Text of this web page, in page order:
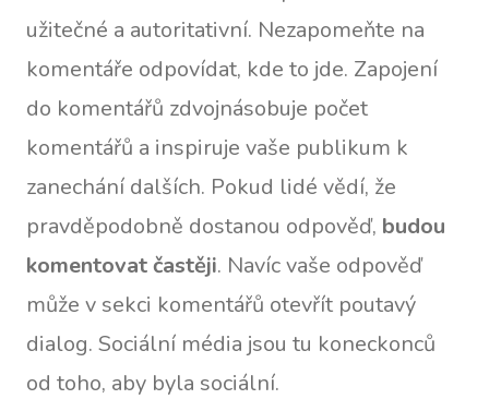
užitečné a autoritativní. Nezapomeňte na
komentáře odpovídat, kde to jde. Zapojení
do komentářů zdvojnásobuje počet
komentářů a inspiruje vaše publikum k
zanechání dalších. Pokud lidé vědí, že
pravděpodobně dostanou odpověď, budou
komentovat častěji. Navíc vaše odpověď
může v sekci komentářů otevřít poutavý
dialog. Sociální média jsou tu koneckonců
od toho, aby byla sociální.